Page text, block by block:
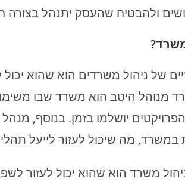
ולהבטיח שהעסק יתנהל בצורה
של ניהול משרדים הוא שהוא
מנוהל היטב הוא משרד שבו
יושלמו בזמן. בנוסף,
במשרד, מה שיכול לעזור לייעל
משרד הוא שהוא יכול לעזור